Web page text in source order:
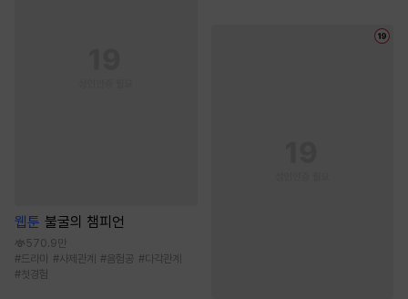
웹툰 불굴의 챔피언
570.9만
#드라마 #사제관계 #음험공 #다각관계
#첫경험